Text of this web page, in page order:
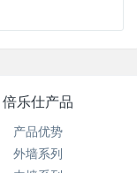
倍乐仕产品
产品优势
外墙系列